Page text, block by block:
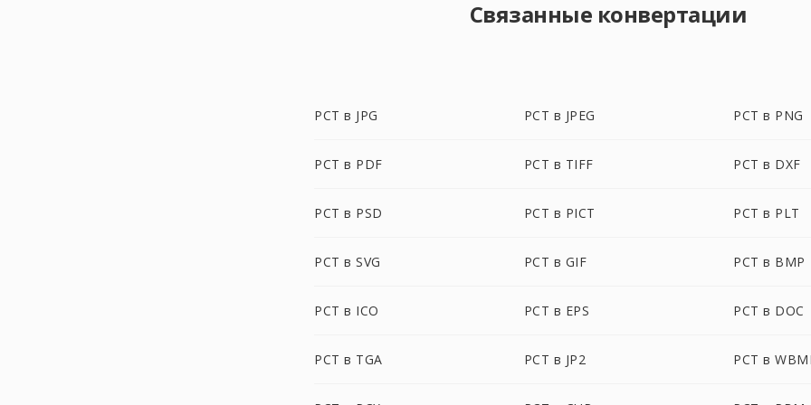
Связанные конвертации
PCT в JPG PCT в JPEG PCT в PNG
PCT в PDF PCT в TIFF PCT в DXF
PCT в PSD PCT в PICT PCT в PLT
PCT в SVG PCT в GIF PCT в BMP
PCT в ICO PCT в EPS PCT в DOC
PCT в TGA PCT в JP2 PCT в